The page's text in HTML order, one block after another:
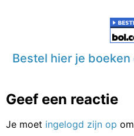
Bestel hier je
Geef een reactie
Je moet ingelogd zijn op